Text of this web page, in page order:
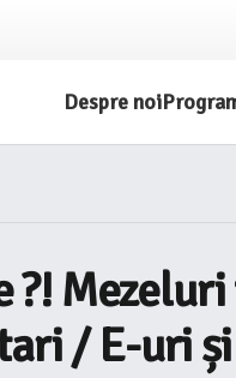
Despre noi
/ E-uri